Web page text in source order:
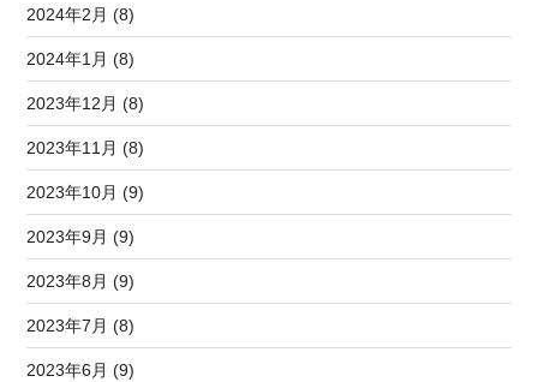
2024年2月 (8)
2024年1月 (8)
2023年12月 (8)
2023年11月 (8)
2023年10月 (9)
2023年9月 (9)
2023年8月 (9)
2023年7月 (8)
2023年6月 (9)